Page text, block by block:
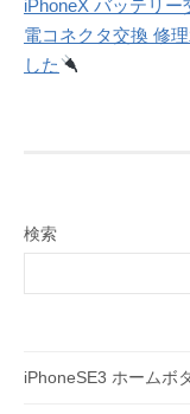
稿
ナ
シ
iPhoneX バッテリー
電コネクタ交換 修
した
検索
iPhoneSE3 ホームボ